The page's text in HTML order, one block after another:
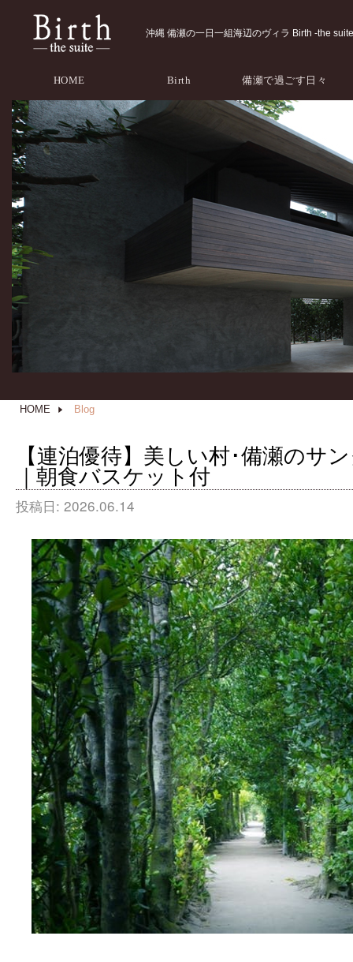
沖縄 備瀬の一日一組海辺のヴィラ Birth -the
HOME Birth 備瀬で過ごす日々
HOME Blog
【連泊優待】美しい村･備瀬のサ
｜朝食バスケット付
投稿日: 2026.06.14